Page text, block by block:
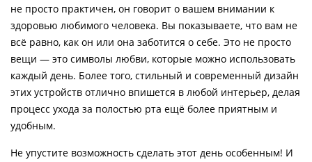
не просто практичен, он говорит о вашем внимании к
здоровью любимого человека. Вы показываете, что вам не
всё равно, как он или она заботится о себе. Это не просто
вещи — это символы любви, которые можно использовать
каждый день. Более того, стильный и современный дизайн
этих устройств отлично впишется в любой интерьер, делая
процесс ухода за полостью рта ещё более приятным и
удобным.
Не упустите возможность сделать этот день особенным! И